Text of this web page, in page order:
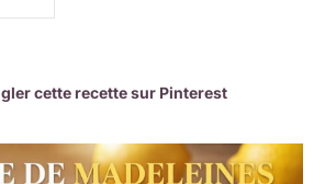
cette recette sur Pinterest